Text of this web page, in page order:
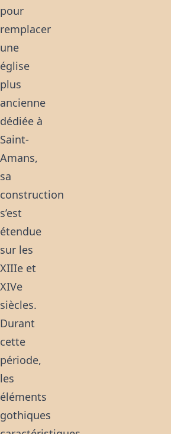
pour
remplacer
une
église
plus
ancienne
dédiée à
Saint-
Amans,
sa
construction
s’est
étendue
sur les
XIIIe et
XIVe
siècles.
Durant
cette
période,
les
éléments
gothiques